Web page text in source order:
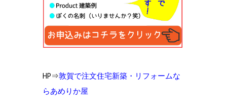
HP⇒敦賀で注文住宅新築・リフォームな
らあめりか屋